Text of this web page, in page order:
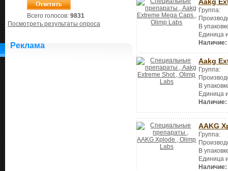
Всего голосов: 9831
Посмотреть результаты опроса
Реклама
Aakg
Группа:
В
Единица
Наличие:
Aakg
Группа:
В
Единица
Наличие:
AAKG
Группа:
В
Единица
Наличие: